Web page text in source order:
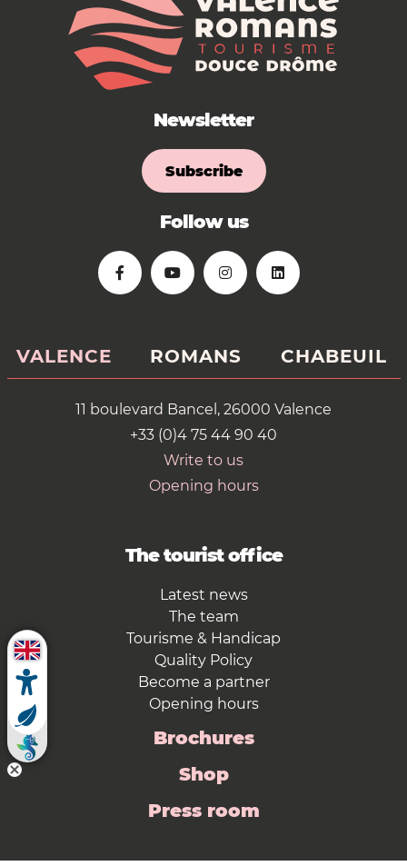
Newsletter
Subscribe
Follow us
VALENCE ROMANS CHABEUIL
11 boulevard Bancel, 26000 Valence
+33 (0)4 75 44 90 40
Write to us
Opening hours
The tourist office
Latest news
The team
Tourisme & Handicap
Quality Policy
Become a partner
Opening hours
Brochures
Shop
Press room